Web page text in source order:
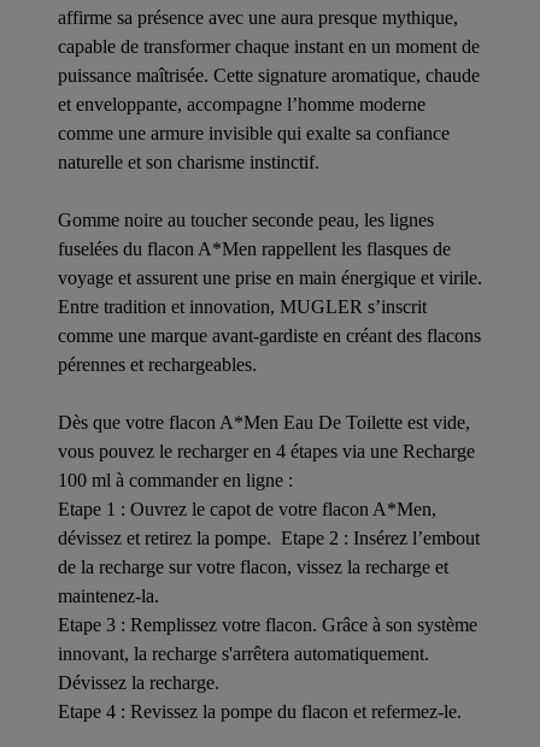
affirme sa présence avec une aura presque mythique,
capable de transformer chaque instant en un moment de
puissance maîtrisée. Cette signature aromatique, chaude
et enveloppante, accompagne l’homme moderne
comme une armure invisible qui exalte sa confiance
naturelle et son charisme instinctif.
Gomme noire au toucher seconde peau, les lignes
fuselées du flacon A*Men rappellent les flasques de
voyage et assurent une prise en main énergique et virile.
Entre tradition et innovation, MUGLER s’inscrit
comme une marque avant-gardiste en créant des flacons
pérennes et rechargeables.
Dès que votre flacon A*Men Eau De Toilette est vide,
vous pouvez le recharger en 4 étapes via une Recharge
100 ml à commander en ligne :
Etape 1 : Ouvrez le capot de votre flacon A*Men,
dévissez et retirez la pompe. Etape 2 : Insérez l’embout
de la recharge sur votre flacon, vissez la recharge et
maintenez-la.
Etape 3 : Remplissez votre flacon. Grâce à son système
innovant, la recharge s'arrêtera automatiquement.
Dévissez la recharge.
Etape 4 : Revissez la pompe du flacon et refermez-le.